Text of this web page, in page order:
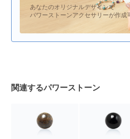
あなたのオリジナルデザインで
パワーストーンアクセサリーが作成
関連するパワーストーン